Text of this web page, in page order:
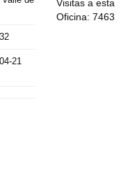
21
Visitas a esta
Oficina: 7463